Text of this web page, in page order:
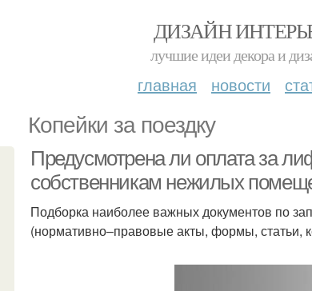
ДИЗАЙН
лучшие идеи декора и
главная новости
Копейки за поездку
Предусмотрена ли оплата за
собственникам нежилых
Подборка наиболее важных документов по
(нормативно–правовые акты, формы, статьи,